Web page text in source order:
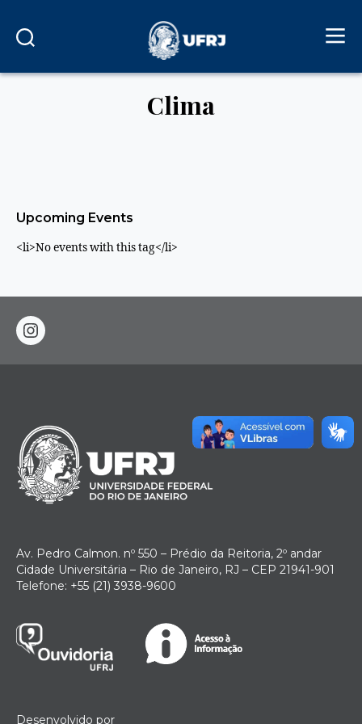
Clima
Upcoming Events
<li>No events with this tag</li>
instagram
Av. Pedro Calmon. nº 550 – Prédio da Reitoria, 2º andar
Cidade Universitária – Rio de Janeiro, RJ – CEP 21941-901
Telefone: +55 (21) 3938-9600
Desenvolvido por